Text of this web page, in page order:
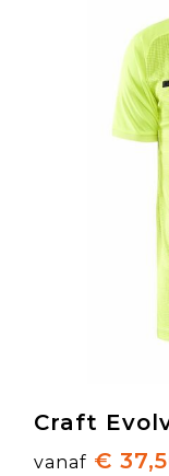
Craft
vanaf €